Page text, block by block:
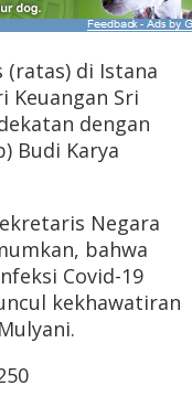
di Istana
Keuangan Sri
dengan
Budi Karya
Negara
bahwa
Covid-19
kekhawatiran